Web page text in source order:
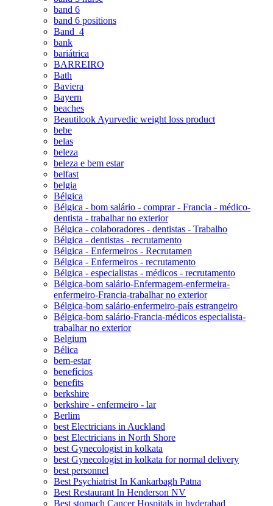
band 6
band 6 positions
Band_4
bank
bariátrica
BARREIRO
Bath
Baviera
Bayern
beaches
Beautilook Ayurvedic weight loss product
bebe
belas
beleza
beleza e bem estar
belfast
belgia
Bélgica
Bélgica - bom salário - comprar - Francia - médico-
dentista - trabalhar no exterior
Bélgica - colaboradores - dentistas - Trabalho
Bélgica - dentistas - recrutamento
Bélgica - Enfermeiros - Recrutamen
Bélgica - Enfermeiros - recrutamento
Bélgica - especialistas - médicos - recrutamento
Bélgica-bom salário-Enfermagem-enfermeira-
enfermeiro-Francia-trabalhar no exterior
Bélgica-bom salário-enfermeiro-país estrangeiro
Bélgica-bom salário-Francia-médicos especialista-
trabalhar no exterior
Belgium
Bélica
bem-estar
benefícios
benefits
berkshire
berkshire - enfermeiro - lar
Berlim
best Electricians in Auckland
best Electricians in North Shore
best Gynecologist in kolkata
best Gynecologist in kolkata for normal delivery
best personnel
Best Psychiatrist In Kankarbagh Patna
Best Restaurant In Henderson NV
Best stomach Cancer Hospitals in hyderabad